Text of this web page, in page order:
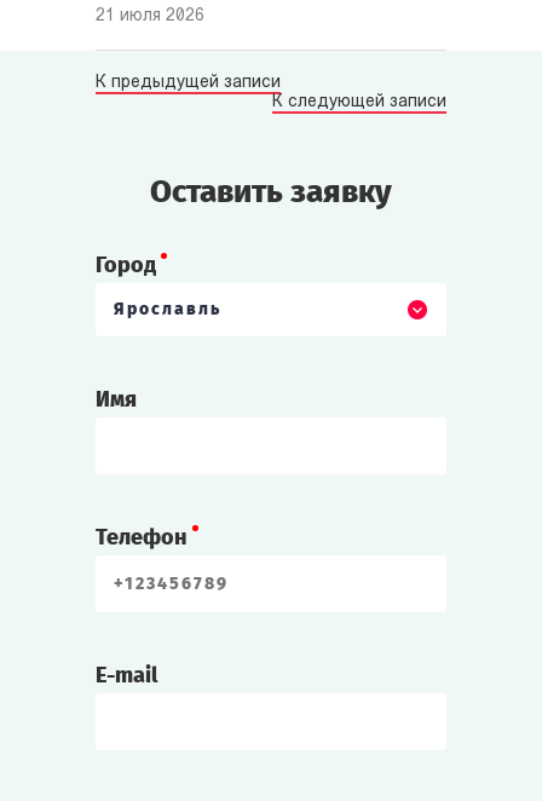
21 июля 2026
К предыдущей записи
К следующей записи
Оставить заявку
Город
Ярославль
Имя
Телефон
E-mail